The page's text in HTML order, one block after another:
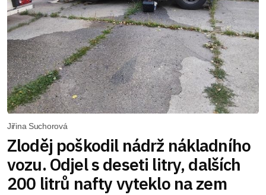
Jiřina Suchorová
Zloděj poškodil nádrž nákladního
vozu. Odjel s deseti litry, dalších
200 litrů nafty vyteklo na zem